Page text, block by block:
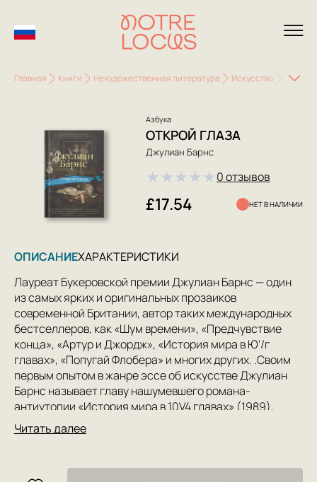
Главная Книги Нехудожественная литература Искусство
Азбука
ОТКРОЙ ГЛАЗА
Джулиан Барнс
★★★★★0 отзывов
£17.54 НЕТ В НАЛИЧИИ
ОПИСАНИЕХАРАКТЕРИСТИКИ
Лауреат Букеровской премии Джулиан Барнс — один
из самых ярких и оригинальных прозаиков
современной Британии, автор таких международных
бестселлеров, как «Шум времени», «Предчувствие
конца», «Артур и Джордж», «История мира в Ю'/г
главах», «Попугай Флобера» и многих других. .Своим
первым опытом в жанре эссе об искусстве Джулиан
Барнс называет главу нашумевшего романа-
антиутопии «История мира в 10V4 главах» (1989),
посвященную картине Теодора Жерико «Плот
„Медузы'». Именно поэтому, уже как самостоятельное
оказывается первой из семнадцати увлекательных
Читать далее